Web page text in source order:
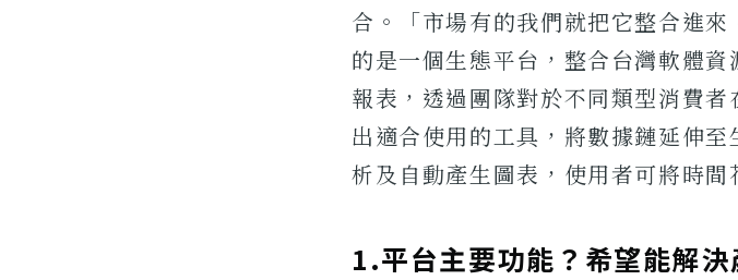
合。「市場有的我們就把它整合進
的是一個生態平台，整合台灣軟體
報表，透過團隊對於不同類型消費
出適合使用的工具，將數據鏈延伸
析及自動產生圖表，使用者可將時間
1.平台主要功能？希望能解決